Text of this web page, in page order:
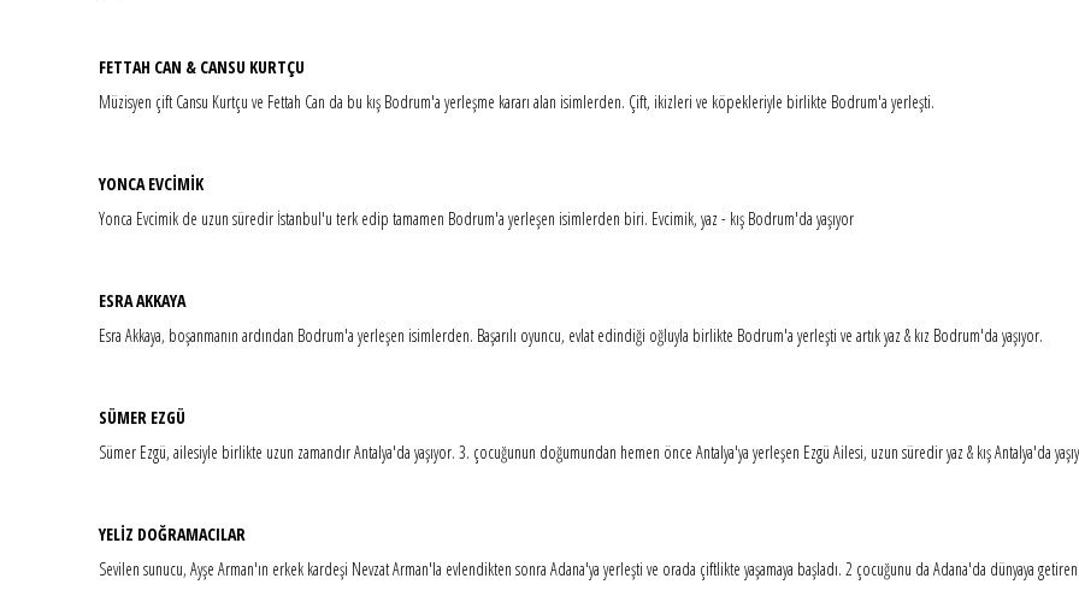
FETTAH CAN & CANSU KURTÇU
Müzisyen çift Cansu Kurtçu ve Fettah Can da bu kış Bodrum'a yerleşme kararı alan isimlerden. Çift, ikizleri ve köpekleriyle birlikte Bodrum'a yerleşti.
YONCA EVCİMİK
Yonca Evcimik de uzun süredir İstanbul'u terk edip tamamen Bodrum'a yerleşen isimlerden biri. Evcimik, yaz - kış Bodrum'da yaşıyor
ESRA AKKAYA
Esra Akkaya, boşanmanın ardından Bodrum'a yerleşen isimlerden. Başarılı oyuncu, evlat edindiği oğluyla birlikte Bodrum'a yerleşti ve artık yaz & kız Bodrum'da yaşıyor.
SÜMER EZGÜ
Sümer Ezgü, ailesiyle birlikte uzun zamandır Antalya'da yaşıyor. 3. çocuğunun doğumundan hemen önce Antalya'ya yerleşen Ezgü Ailesi, uzun süredir yaz & kış Antalya'da
YELİZ DOĞRAMACILAR
Sevilen sunucu, Ayşe Arman'ın erkek kardeşi Nevzat Arman'la evlendikten sonra Adana'ya yerleşti ve orada çiftlikte yaşamaya başladı. 2 çocuğunu da Adana'da dünyaya getiren